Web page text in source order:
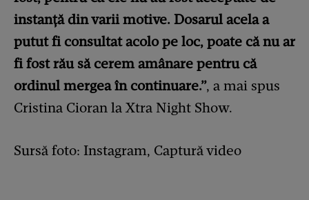
instanță din varii motive. Dosarul acela a
putut fi consultat acolo pe loc, poate că nu ar
fi fost rău să cerem amânare pentru că
ordinul mergea în continuare.”, a mai spus
Cristina Cioran la Xtra Night Show.
Sursă foto: Instagram, Captură video